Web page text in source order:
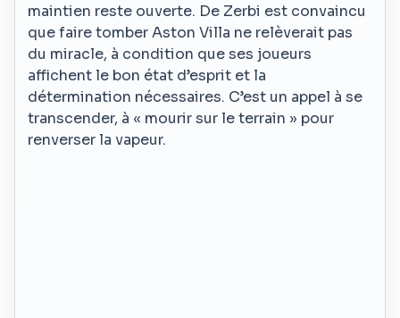
maintien reste ouverte. De Zerbi est convaincu
que faire tomber Aston Villa ne relèverait pas
du miracle, à condition que ses joueurs
affichent le bon état d’esprit et la
détermination nécessaires. C’est un appel à se
transcender, à « mourir sur le terrain » pour
renverser la vapeur.